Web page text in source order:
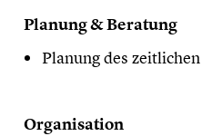
Planung & Beratung
Planung des
Organisation